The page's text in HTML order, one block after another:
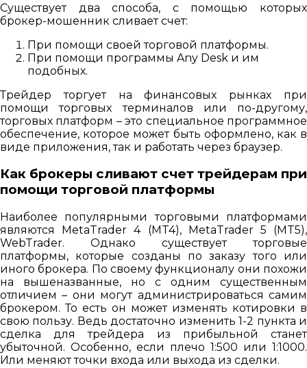
Существует два способа, с помощью которых
брокер-мошенник сливает счет:
При помощи своей торговой платформы.
При помощи программы Any Desk и им
подобных.
Трейдер торгует на финансовых рынках при
помощи торговых терминалов или по-другому,
торговых платформ – это специальное программное
обеспечение, которое может быть оформлено, как в
виде приложения, так и работать через браузер.
Как брокеры сливают счет трейдерам при
помощи торговой платформы
Наиболее популярными торговыми платформами
являются MetaTrader 4 (MT4), MetaTrader 5 (MT5),
WebTrader. Однако существует торговые
платформы, которые созданы по заказу того или
иного брокера. По своему функционалу они похожи
на вышеназванные, но с одним существенным
отличием – они могут администрироваться самим
брокером. То есть он может изменять котировки в
свою пользу. Ведь достаточно изменить 1-2 пункта и
сделка для трейдера из прибыльной станет
убыточной. Особенно, если плечо 1:500 или 1:1000.
Или меняют точки входа или выхода из сделки.